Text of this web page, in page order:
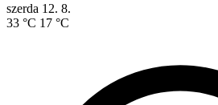
szerda 12. 8.
33 °C 17 °C